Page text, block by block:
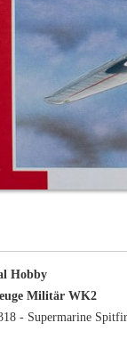
Hobby
Militär WK2
- Supermarine